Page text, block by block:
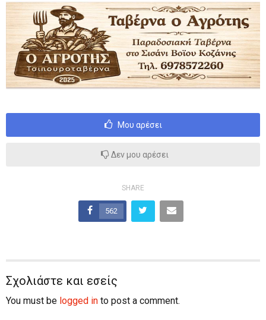
Μου αρέσει
Δεν μου αρέσει
SHARE
562
Σχολιάστε και εσείς
You must be logged in to post a comment.